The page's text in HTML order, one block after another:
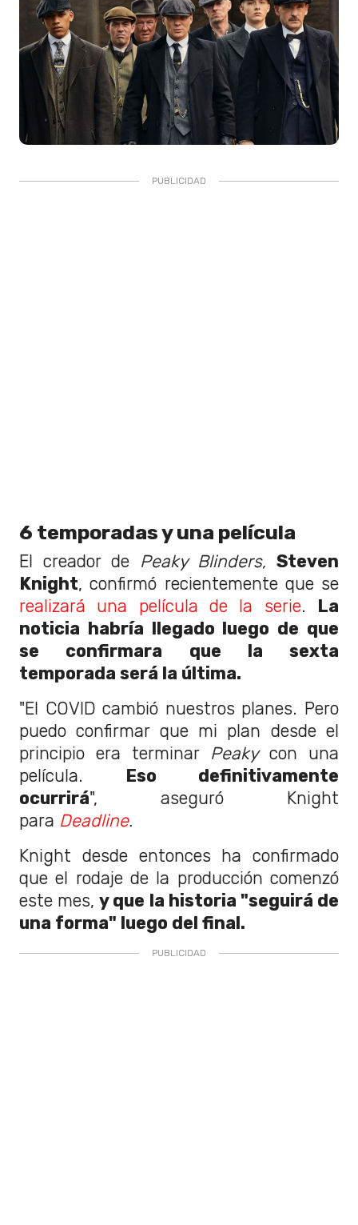
6 temporadas y una película
El creador de Peaky Blinders, Steven
Knight, confirmó recientemente que se
realizará una película de la serie. La
noticia habría llegado luego de que
se confirmara que la sexta
temporada será la última.
"El COVID cambió nuestros planes. Pero
puedo confirmar que mi plan desde el
principio era terminar Peakycon una
película. Eso definitivamente
ocurrirá", aseguró Knight
para Deadline.
Knight desde entonces ha confirmado
que el rodaje de la producción comenzó
este mes,y que la historia "seguirá de
una forma" luego del final.